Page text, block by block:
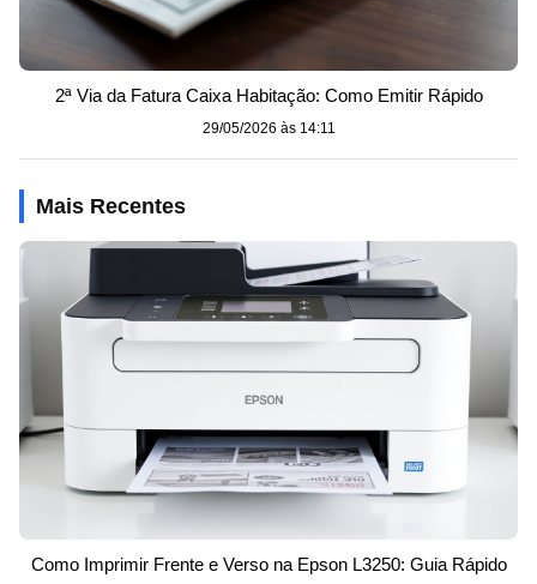
2ª Via da Fatura Caixa Habitação: Como Emitir Rápido
29/05/2026 às 14:11
Mais Recentes
Como Imprimir Frente e Verso na Epson L3250: Guia Rápido